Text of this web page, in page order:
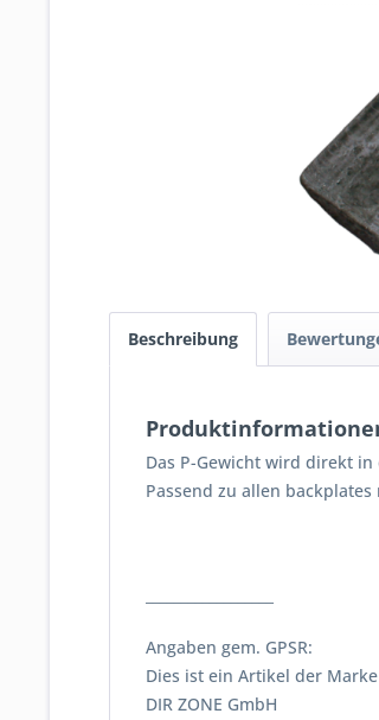
Beschreibung
Das P-Gewicht wird direkt
Passend zu allen backplates
Angaben gem. GPSR:
Dies ist ein Artikel der
DIR ZONE GmbH